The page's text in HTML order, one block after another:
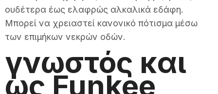
ουδέτερα έως ελαφρώς αλκαλικά εδάφη.
Μπορεί να χρειαστεί κανονικό πότισμα μέσω
των επιμήκων νεκρών οδών.
γνωστός και
ως Funkee